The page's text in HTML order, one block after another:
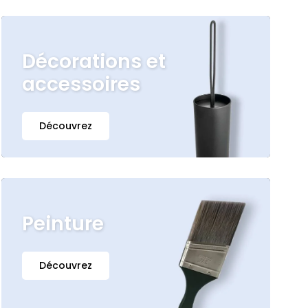
Décorations et
accessoires
Découvrez
Peinture
Découvrez